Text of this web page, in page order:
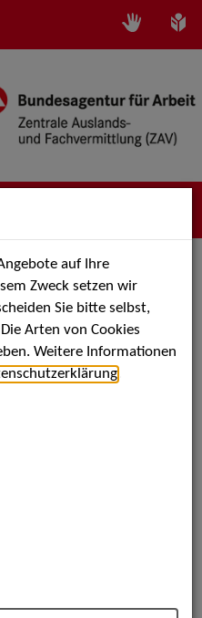
als PDF speichern
auf Ihre
Zweck setzen wir
Sie bitte selbst,
Arten von Cookies
Weitere Informationen